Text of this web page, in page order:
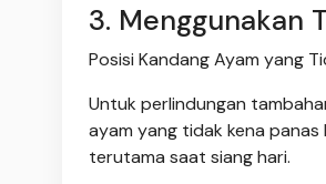
3. Menggunakan
Posisi Kandang Ayam yang
Untuk perlindungan
ayam yang tidak kena
terutama saat siang hari.